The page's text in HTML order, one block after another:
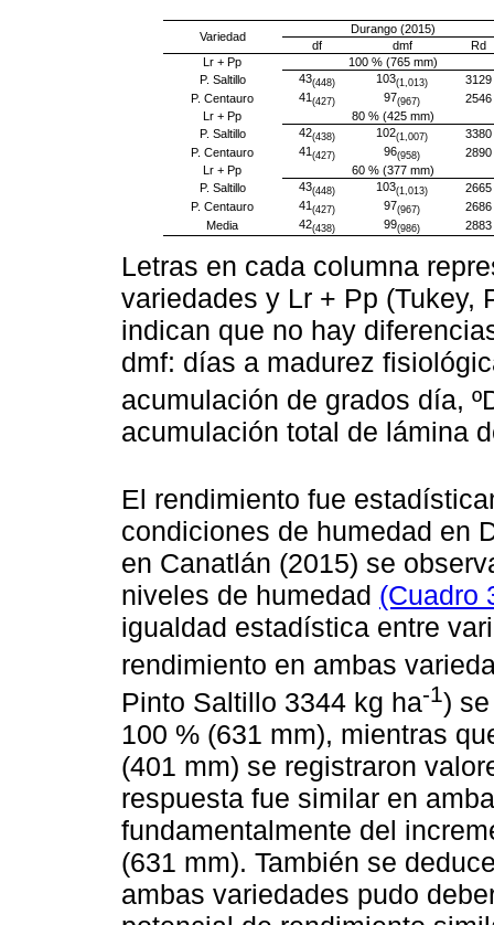
Variedad
Durango (2015)
df
dmf
Rd
Lr + Pp
100 % (765 mm)
P. Saltillo
43(448) 103(1,013)
3129
P. Centauro
41 (427) 97(967)
2546
Lr + Pp
80 % (425 mm)
P. Saltillo
42(438) 102(1,007)
3380
P. Centauro
41 (427) 96(958)
2890
Lr + Pp
60 % (377 mm)
P. Saltillo
43(448) 103(1,013)
2665
P. Centauro
41 (427) 97(967)
2686
Media
42(438) 99(986) 2883
Letras en cada columna
variedades y Lr + Pp (Tukey,
indican que no hay
dmf: días a madurez
acumulación de grados día,
acumulación total de lámina
El rendimiento fue
condiciones de humedad en
en Canatlán (2015) se
niveles de humedad (Cuadro
igualdad estadística entre
rendimiento en ambas
Pinto Saltillo 3344 kg ha-1)
100 % (631 mm), mientras
(401 mm) se registraron
respuesta fue similar en
fundamentalmente del
(631 mm). También se
ambas variedades pudo